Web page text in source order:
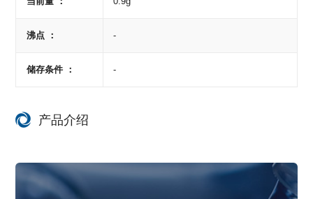
沸点 ： -
储存条件 ： -
产品介绍